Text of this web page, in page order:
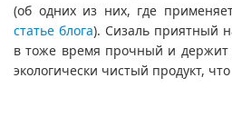
(об одних из них, где
статье блога). Сизаль приятный
в тоже время прочный и
экологически чистый продукт,